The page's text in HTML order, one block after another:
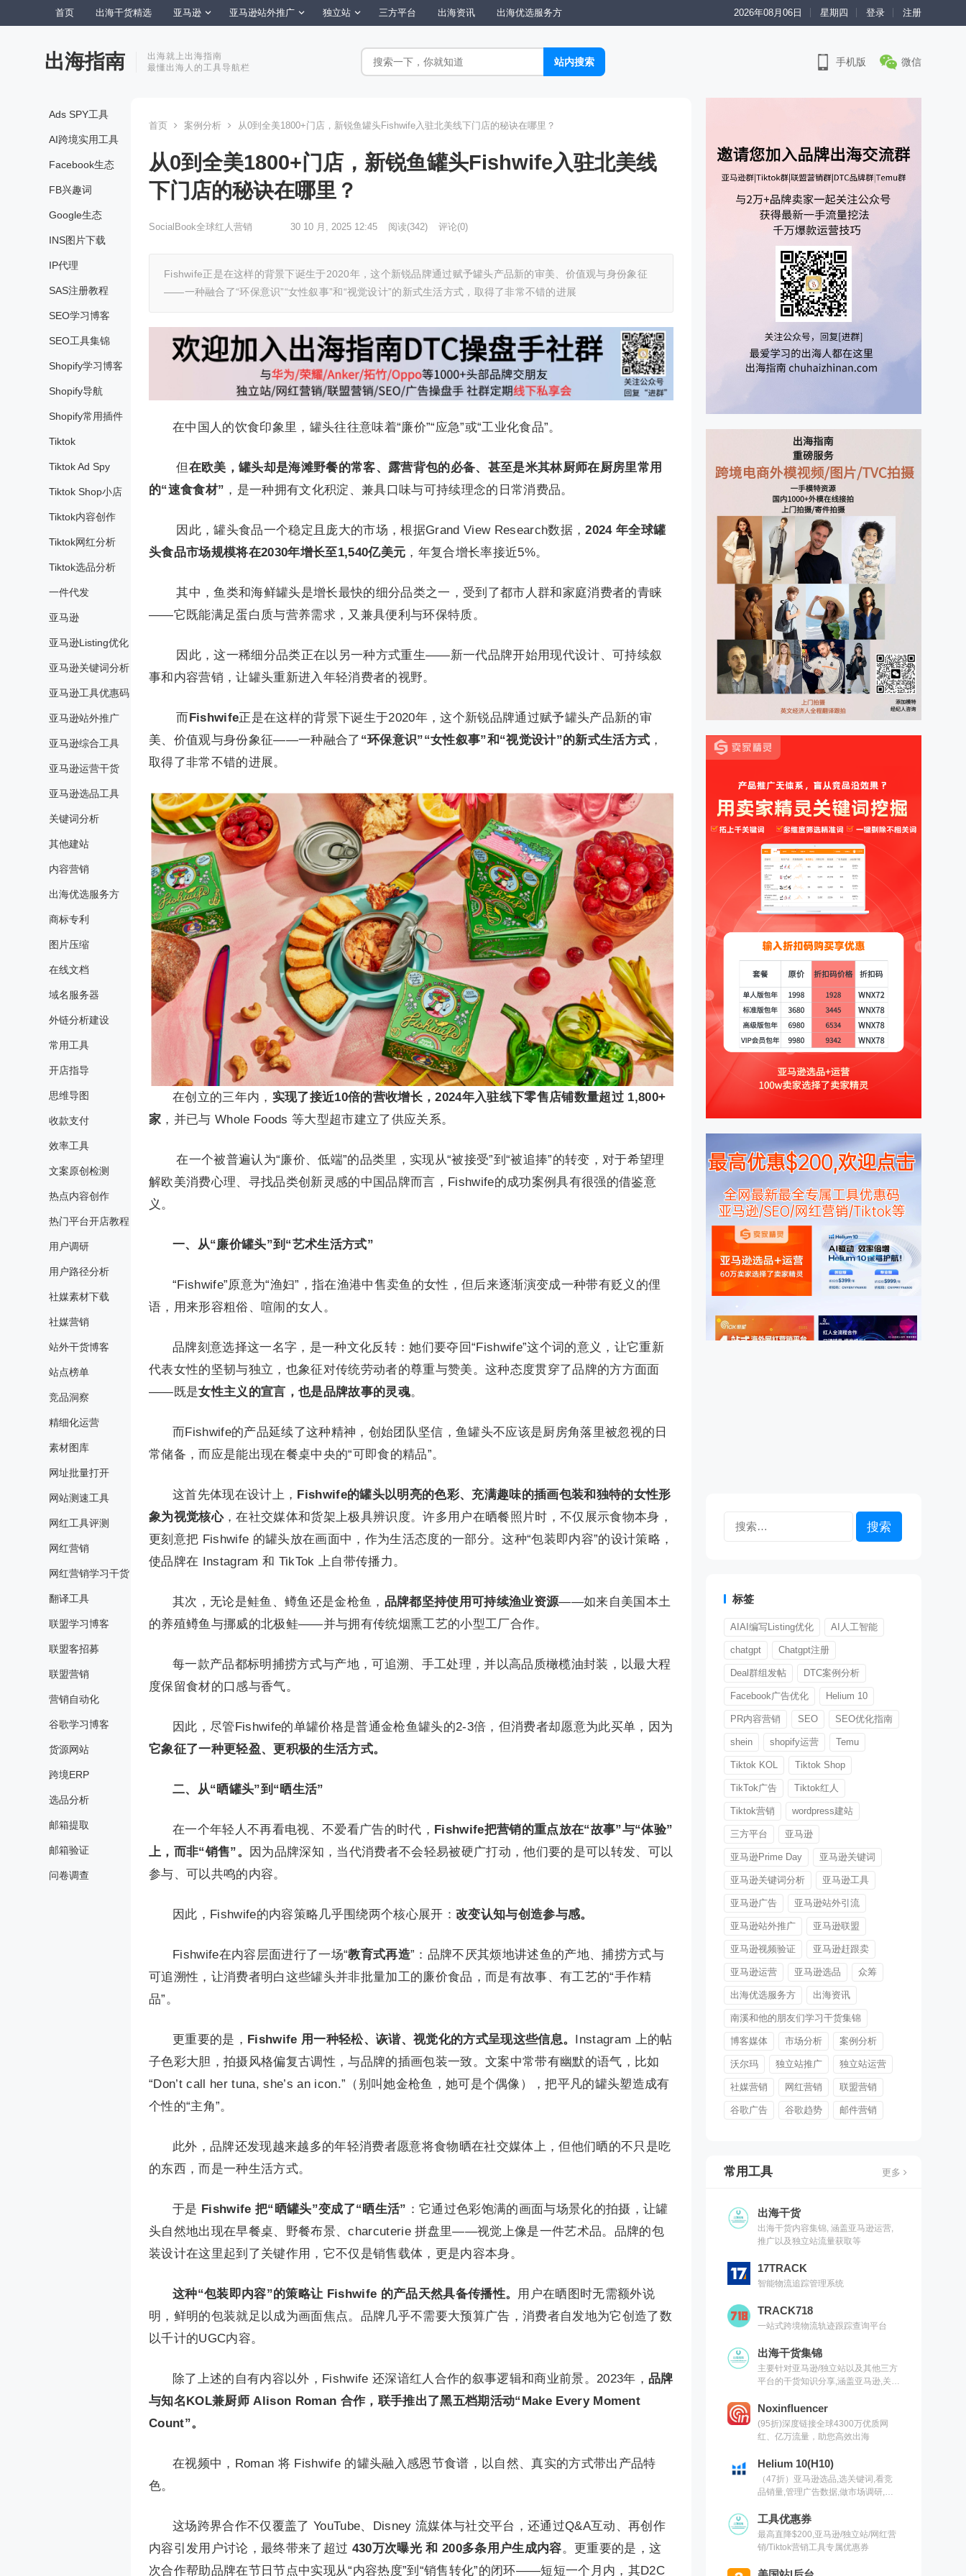
首页 出海干货精选 亚马逊 亚马逊站外推广 独立站 三方平台 出海资讯 出海优选服务方 2026年08月06日 星期四 登录 注册
出海指南
出海就上出海指南
最懂出海人的工具导航栏
手机版 微信
Ads SPY工具
AI跨境实用工具
Facebook生态
FB兴趣词
Google生态
INS图片下载
IP代理
SAS注册教程
SEO学习博客
SEO工具集锦
Shopify学习博客
Shopify导航
Shopify常用插件
Tiktok
Tiktok Ad Spy
Tiktok Shop小店
Tiktok内容创作
Tiktok网红分析
Tiktok选品分析
一件代发
亚马逊
亚马逊Listing优化
亚马逊关键词分析
亚马逊工具优惠码
亚马逊站外推广
亚马逊综合工具
亚马逊运营干货
亚马逊选品工具
关键词分析
其他建站
内容营销
出海优选服务方
商标专利
图片压缩
在线文档
域名服务器
外链分析建设
常用工具
开店指导
思维导图
收款支付
效率工具
文案原创检测
热点内容创作
热门平台开店教程
用户调研
用户路径分析
社媒素材下载
社媒营销
站外干货博客
站点榜单
竞品洞察
精细化运营
素材图库
网址批量打开
网站测速工具
网红工具评测
网红营销
网红营销学习干货
翻译工具
联盟学习博客
联盟客招募
联盟营销
营销自动化
谷歌学习博客
货源网站
跨境ERP
选品分析
邮箱提取
邮箱验证
问卷调查
首页 案例分析 从0到全美1800+门店，新锐鱼罐头Fishwife入驻北美线下门店的秘诀在哪里？
从0到全美1800+门店，新锐鱼罐头Fishwife入驻北美线
下门店的秘诀在哪里？
SocialBook全球红人营销 30 10 月, 2025 12:45 阅读(342) 评论(0)
Fishwife正是在这样的背景下诞生于2020年，这个新锐品牌通过赋予罐头产品新的审美、价值观与身份象征
——一种融合了“环保意识”“女性叙事”和“视觉设计”的新式生活方式，取得了非常不错的进展
在中国人的饮食印象里，罐头往往意味着“廉价”“应急”或“工业化食品”。
但在欧美，罐头却是海滩野餐的常客、露营背包的必备、甚至是米其林厨师在厨房里常用
的“速食食材” ，是一种拥有文化积淀、兼具口味与可持续理念的日常消费品。
因此，罐头食品一个稳定且庞大的市场，根据Grand View Research数据，2024 年全球罐
头食品市场规模将在2030年增长至1,540亿美元 ，年复合增长率接近5%。
其中，鱼类和海鲜罐头是增长最快的细分品类之一，受到了都市人群和家庭消费者的青睐
——它既能满足蛋白质与营养需求，又兼具便利与环保特质。
因此，这一稀细分品类正在以另一种方式重生——新一代品牌开始用现代设计、可持续叙
事和内容营销，让罐头重新进入年轻消费者的视野。
而Fishwife正是在这样的背景下诞生于2020年，这个新锐品牌通过赋予罐头产品新的审
美、价值观与身份象征——一种融合了 “环保意识”“女性叙事”和“视觉设计”的新式生活方式 ，
取得了非常不错的进展。
在创立的三年内， 实现了接近10倍的营收增长，2024年入驻线下零售店铺数量超过 1,800+
家 ，并已与 Whole Foods 等大型超市建立了供应关系。
在一个被普遍认为“廉价、低端”的品类里，实现从“被接受”到“被追捧”的转变，对于希望理
解欧美消费心理、寻找品类创新灵感的中国品牌而言，Fishwife的成功案例具有很强的借鉴意
义。
一、从“廉价罐头”到“艺术生活方式”
“Fishwife”原意为“渔妇”，指在渔港中售卖鱼的女性，但后来逐渐演变成一种带有贬义的俚
语，用来形容粗俗、喧闹的女人。
品牌刻意选择这一名字，是一种文化反转：她们要夺回“Fishwife”这个词的意义，让它重新
代表女性的坚韧与独立，也象征对传统劳动者的尊重与赞美。这种态度贯穿了品牌的方方面面
——既是女性主义的宣言，也是品牌故事的灵魂。
而Fishwife的产品延续了这种精神，创始团队坚信，鱼罐头不应该是厨房角落里被忽视的日
常储备，而应是能出现在餐桌中央的“可即食的精品”。
这首先体现在设计上， Fishwife的罐头以明亮的色彩、充满趣味的插画包装和独特的女性形
象为视觉核心，在社交媒体和货架上极具辨识度。许多用户在晒餐照片时，不仅展示食物本身，
更刻意把 Fishwife 的罐头放在画面中，作为生活态度的一部分。这种“包装即内容”的设计策略，
使品牌在 Instagram 和 TikTok 上自带传播力。
其次，无论是鲑鱼、鳟鱼还是金枪鱼， 品牌都坚持使用可持续渔业资源——如来自美国本土
的养殖鳟鱼与挪威的北极鲑——并与拥有传统烟熏工艺的小型工厂合作。
每一款产品都标明捕捞方式与产地，可追溯、手工处理，并以高品质橄榄油封装，以最大程
度保留食材的口感与香气。
因此，尽管Fishwife的单罐价格是普通金枪鱼罐头的2-3倍，但消费者却愿意为此买单，因为
它象征了一种更轻盈、更积极的生活方式。
二、从“晒罐头”到“晒生活”
在一个年轻人不再看电视、不爱看广告的时代， Fishwife把营销的重点放在“故事”与“体验”
上，而非“销售”。
因为品牌深知，当代消费者不会轻易被硬广打动，他们要的是可以转发、可以
参与、可以共鸣的内容。
因此，Fishwife的内容策略几乎围绕两个核心展开： 改变认知与创造参与感。
Fishwife在内容层面进行了一场“教育式再造”：品牌不厌其烦地讲述鱼的产地、捕捞方式与
可追溯性，让消费者明白这些罐头并非批量加工的廉价食品，而是有故事、有工艺的“手作精
品”。
更重要的是， Fishwife 用一种轻松、诙谐、视觉化的方式呈现这些信息。 Instagram 上的帖
子色彩大胆，拍摄风格偏复古调性，与品牌的插画包装一致。文案中常带有幽默的语气，比如
“Don’t call her tuna, she’s an icon.”（别叫她金枪鱼，她可是个偶像），把平凡的罐头塑造成有
个性的“主角”。
此外，品牌还发现越来越多的年轻消费者愿意将食物晒在社交媒体上，但他们晒的不只是吃
的东西，而是一种生活方式。
于是 Fishwife 把“晒罐头”变成了“晒生活” ：它通过色彩饱满的画面与场景化的拍摄，让罐
头自然地出现在早餐桌、野餐布景、charcuterie 拼盘里——视觉上像是一件艺术品。品牌的包
装设计在这里起到了关键作用，它不仅是销售载体，更是内容本身。
这种“包装即内容”的策略让 Fishwife 的产品天然具备传播性。 用户在晒图时无需额外说
明，鲜明的包装就足以成为画面焦点。品牌几乎不需要大预算广告，消费者自发地为它创造了数
以千计的UGC内容。
除了上述的自有内容以外，Fishwife 还深谙红人合作的叙事逻辑和商业前景。2023年， 品牌
与知名KOL兼厨师 Alison Roman 合作，联手推出了黑五档期活动“Make Every Moment
Count”。
在视频中，Roman 将 Fishwife 的罐头融入感恩节食谱，以自然、真实的方式带出产品特
色。
这场跨界合作不仅覆盖了 YouTube、Disney 流媒体与社交平台，还通过Q&A互动、再创作
内容引发用户讨论，最终带来了超过 430万次曝光 和 200多条用户生成内容。更重要的是，这
次合作帮助品牌在节日节点中实现从“内容热度”到“销售转化”的闭环——短短一个月内，其D2C
标签
AIAI编写Listing优化 AI人工智能
chatgpt Chatgpt注册
Deal群组发帖 DTC案例分析
Facebook广告优化 Helium 10
PR内容营销 SEO SEO优化指南
shein shopify运营 Temu
Tiktok KOL Tiktok Shop
TikTok广告 Tiktok红人
Tiktok营销 wordpress建站
三方平台 亚马逊
亚马逊Prime Day 亚马逊关键词
亚马逊关键词分析 亚马逊工具
亚马逊广告 亚马逊站外引流
亚马逊站外推广 亚马逊联盟
亚马逊视频验证 亚马逊赶跟卖
亚马逊运营 亚马逊选品 众筹
出海优选服务方 出海资讯
南溪和他的朋友们学习干货集锦
博客媒体 市场分析 案例分析
沃尔玛 独立站推广 独立站运营
社媒营销 网红营销 联盟营销
谷歌广告 谷歌趋势 邮件营销
常用工具 更多
出海干货
出海干货内容集锦, 涵盖亚马逊运营,
推广以及独立站流量获取等
17TRACK
智能物流追踪管理系统
TRACK718
一站式跨境物流轨迹跟踪查询平台
出海干货集锦
主要针对亚马逊/独立站以及其他三方
平台的干货知识分享,涵盖亚马逊,关键
具以及出海干货集锦,欢迎关注
Noxinfluencer
(95折)深度链接全球4300万优质网
红、亿万流量，助您高效出海
Helium 10(H10)
（47折）亚马逊选品,选关键词,看竞
品销量,管理广告数据,做市场调研,有
工具优惠券
最高直降$200,亚马逊/独立站/网红营
销/Tiktok营销工具专属优惠券